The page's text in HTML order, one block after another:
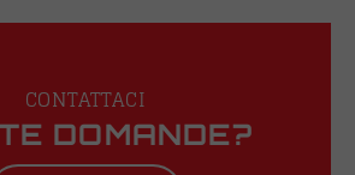
CONTATTACI
DOMANDE?